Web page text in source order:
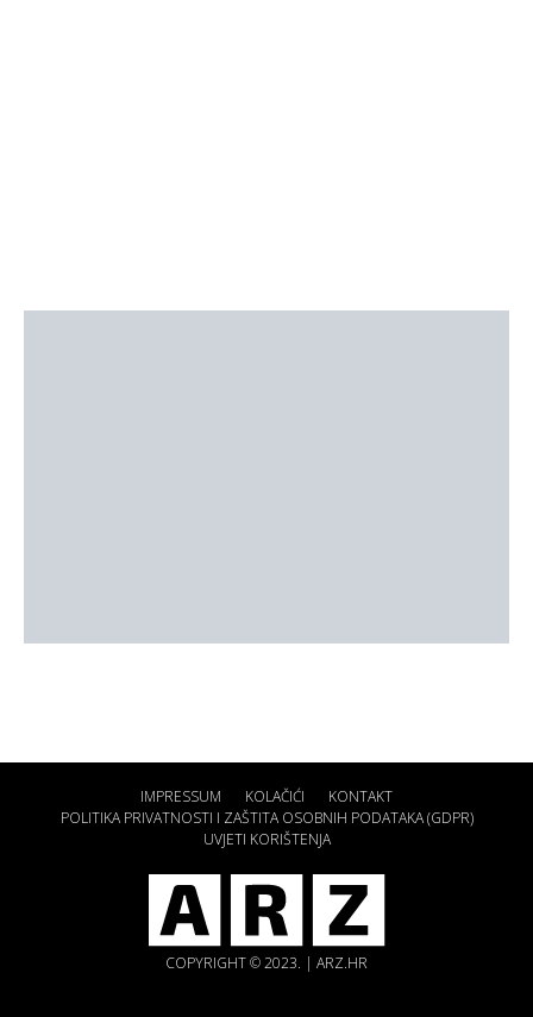
IMPRESSUM KOLAČIĆI
KONTAKT
POLITIKA PRIVATNOSTI I ZAŠTITA OSOBNIH PODATAKA (GDPR)
UVJETI KORIŠTENJA
COPYRIGHT © 2023. | ARZ.HR